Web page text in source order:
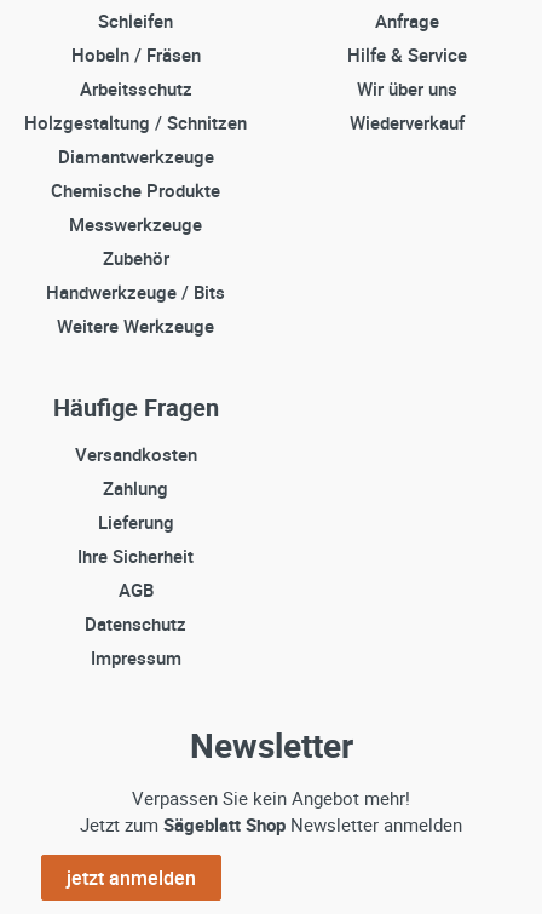
Schleifen
Hobeln / Fräsen
Arbeitsschutz
Holzgestaltung / Schnitzen
Diamantwerkzeuge
Chemische Produkte
Messwerkzeuge
Zubehör
Handwerkzeuge / Bits
Weitere Werkzeuge
Anfrage
Hilfe & Service
Wir über uns
Wiederverkauf
Häufige Fragen
Versandkosten
Zahlung
Lieferung
Ihre Sicherheit
AGB
Datenschutz
Impressum
Newsletter
Verpassen Sie kein Angebot mehr!
Jetzt zum Sägeblatt Shop Newsletter anmelden
jetzt anmelden